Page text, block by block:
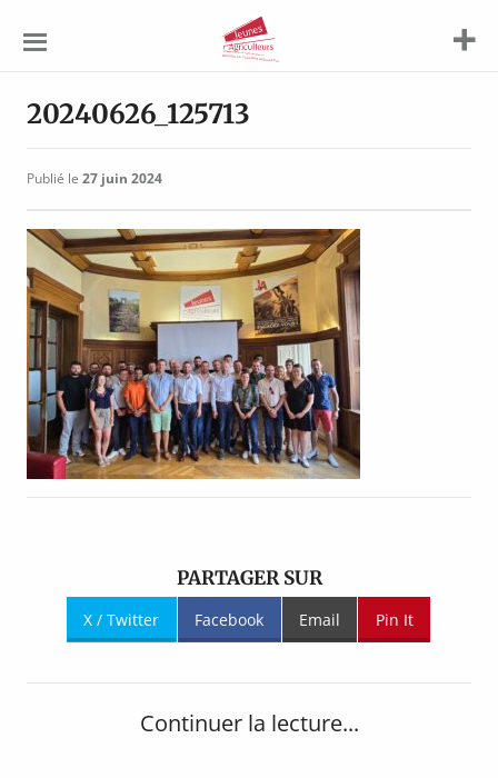
Agriculteurs
20240626_125713
Publié le 27 juin 2024
PARTAGER SUR
X / Twitter Facebook Email Pin It
Continuer la lecture...